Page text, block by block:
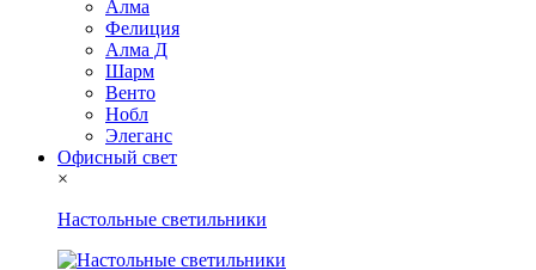
Алма
Фелиция
Алма Д
Шарм
Венто
Нобл
Элеганс
Офисный свет
×
Настольные светильники